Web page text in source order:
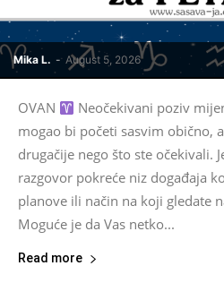
Mika L. - August 5, 2026
OVAN
Neočekivani poziv
mogao bi početi sasvim obično,
drugačije nego što ste očekivali.
razgovor pokreće niz događaja
planove ili način na koji gledate
Moguće je da Vas netko...
Read more